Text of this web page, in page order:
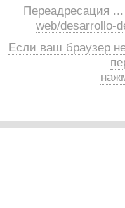
Переадресация
web/desarrollo-
Если ваш браузер